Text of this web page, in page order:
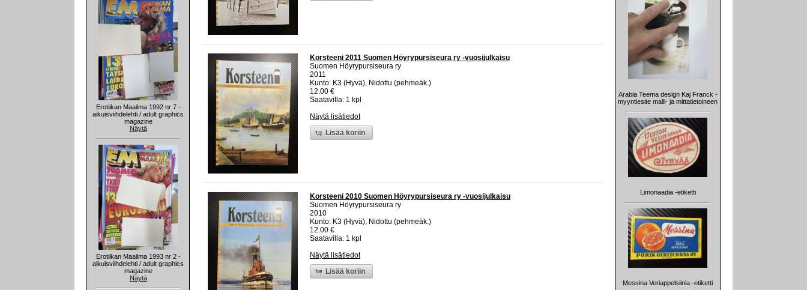
Erotiikan Maailma 1992 nr 7 -
aikuisviihdelehti / adult graphics
magazine
Näytä
Erotiikan Maailma 1993 nr 2 -
aikuisviihdelehti / adult graphics
magazine
Näytä
Korsteeni 2011 Suomen Höyrypursiseura ry -vuosijulkaisu
Suomen Höyrypursiseura ry
2011
Kunto: K3 (Hyvä), Nidottu (pehmeäk.)
12.00 €
Saatavilla: 1 kpl
Näytä lisätiedot
Lisää koriin
Korsteeni 2010 Suomen Höyrypursiseura ry -vuosijulkaisu
Suomen Höyrypursiseura ry
2010
Kunto: K3 (Hyvä), Nidottu (pehmeäk.)
12.00 €
Saatavilla: 1 kpl
Näytä lisätiedot
Lisää koriin
Arabia Teema design Kaj Franck -
myyntiesite malli- ja mittatietoineen
Limonaadia -etiketti
Messina Veriappelsiinia -etiketti